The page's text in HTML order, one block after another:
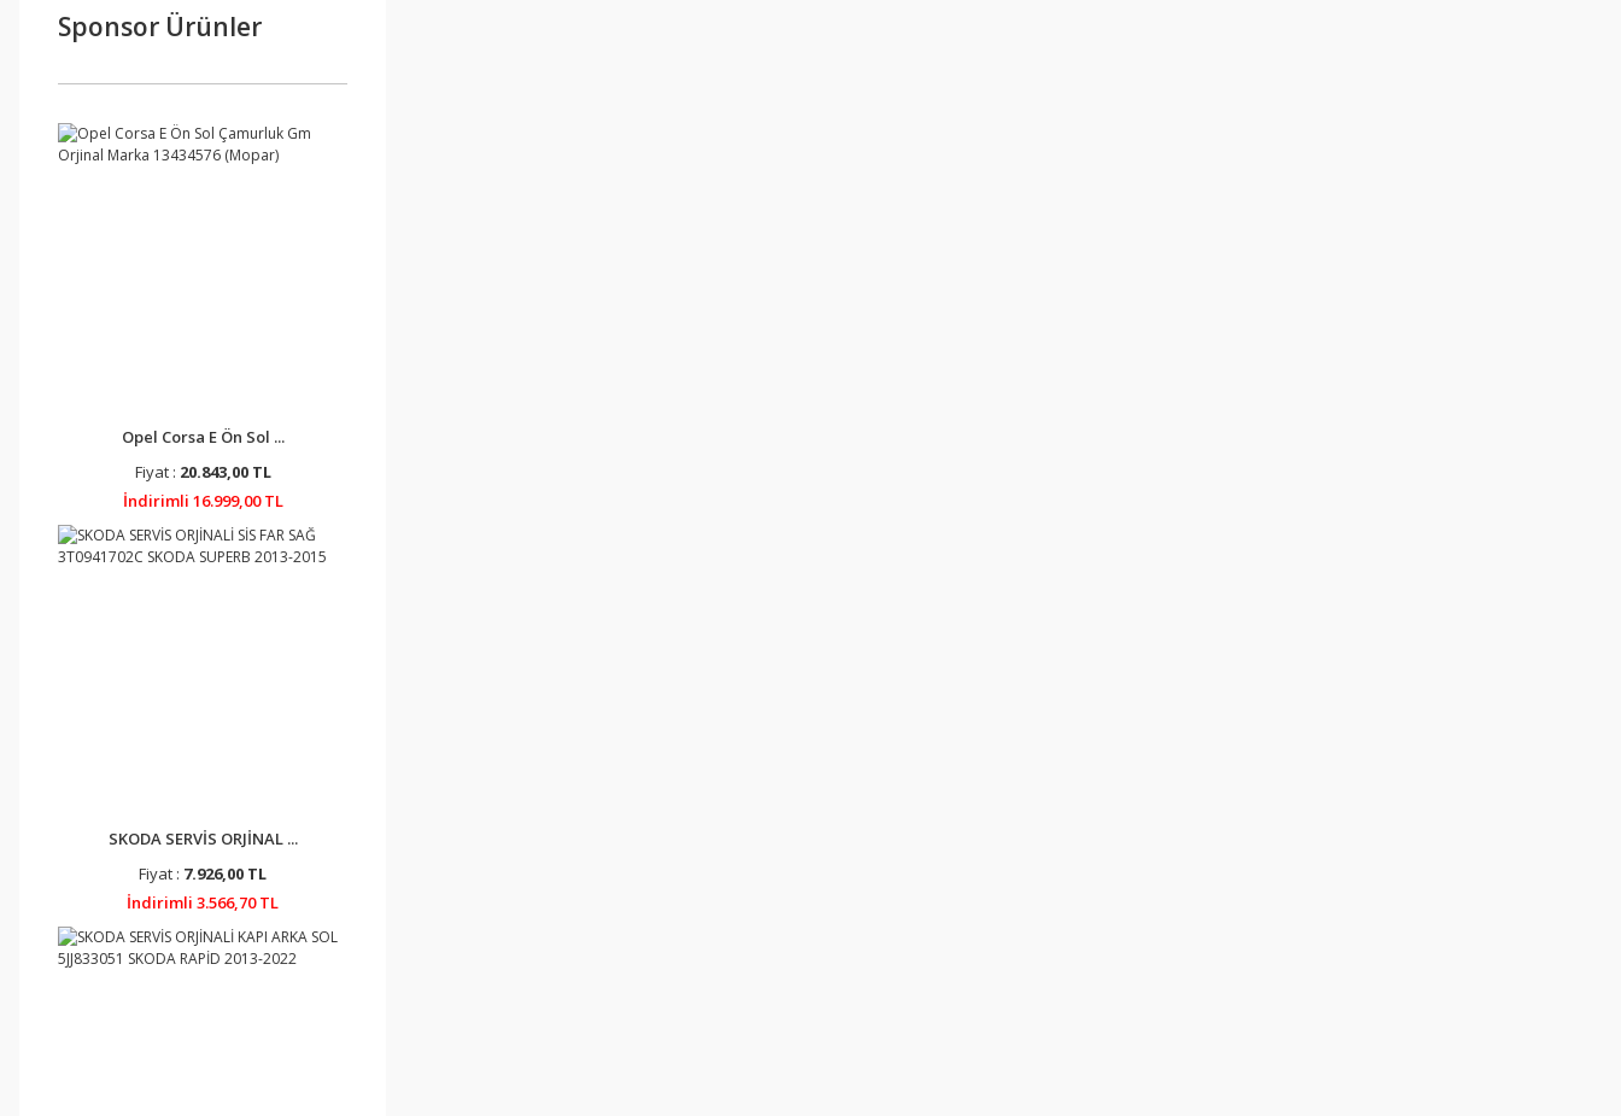
Sponsor Ürünler
Opel Corsa E Ön Sol ...
Fiyat : 20.843,00 TL
İndirimli 16.999,00 TL
SKODA SERVİS ORJİNAL ...
Fiyat : 7.926,00 TL
İndirimli 3.566,70 TL